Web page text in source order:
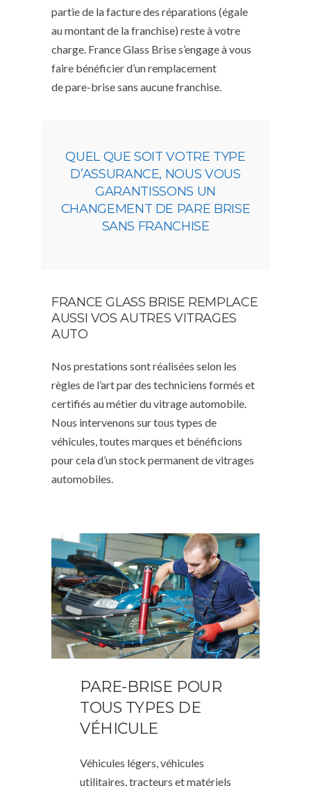
partie de la facture des réparations (égale
au montant de la franchise) reste à votre
charge. France Glass Brise s’engage à vous
faire bénéficier d’un remplacement
de pare-brise sans aucune franchise.
QUEL QUE SOIT VOTRE TYPE
D’ASSURANCE, NOUS VOUS
GARANTISSONS UN
CHANGEMENT DE PARE BRISE
SANS FRANCHISE
FRANCE GLASS BRISE REMPLACE
AUSSI VOS AUTRES VITRAGES
AUTO
Nos prestations sont réalisées selon les
règles de l’art par des techniciens formés et
certifiés au métier du vitrage automobile.
Nous intervenons sur tous types de
véhicules, toutes marques et bénéficions
pour cela d’un stock permanent de vitrages
automobiles.
PARE-BRISE POUR
TOUS TYPES DE
VÉHICULE
Véhicules légers, véhicules
utilitaires, tracteurs et matériels